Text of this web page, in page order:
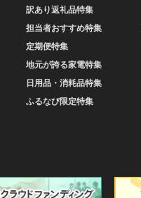
訳あり返礼品特集
担当者おすすめ特集
定期便特集
地元が誇る家電特集
日用品・消耗品特集
ふるなび限定特集